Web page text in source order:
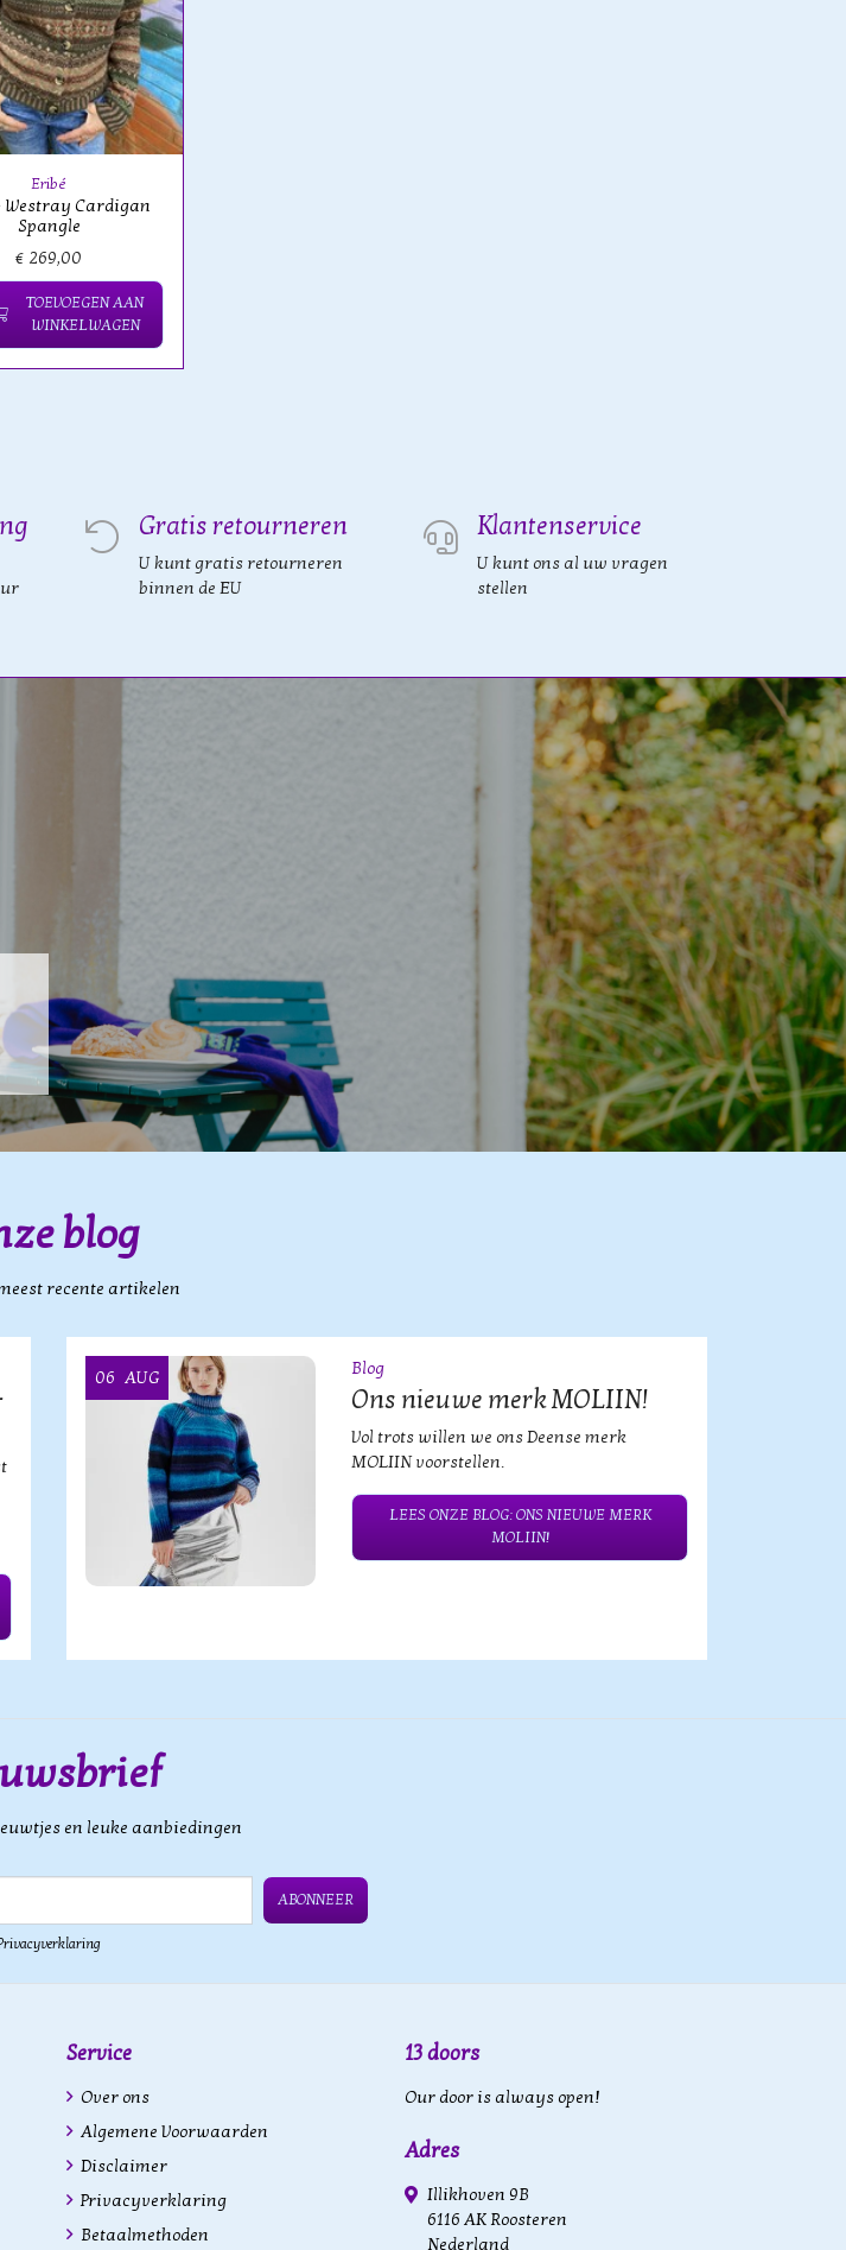
Eribé
Westray Cardigan
Spangle
€ 269,00
TOEVOEGEN AAN
WINKELWAGEN
Gratis retourneren
U kunt gratis retourneren
binnen de EU
Klantenservice
U kunt ons al uw vragen
stellen
blog
recente artikelen
06 AUG Blog
Ons nieuwe merk MOLIIN!
Vol trots willen we ons Deense merk
MOLIIN voorstellen.
LEES ONZE BLOG: ONS NIEUWE MERK
MOLIIN!
en leuke aanbiedingen
ABONNEER
Service
Over ons
Algemene Voorwaarden
Disclaimer
Privacyverklaring
Betaalmethoden
13 doors
Our door is always open!
Adres
Illikhoven 9B
6116 AK Roosteren
Nederland